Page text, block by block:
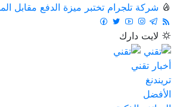
شركة تلجرام تختبر ميزة الدفع مقابل
لايت دارك
أخبار تقني
تريندنغ
الأفضل